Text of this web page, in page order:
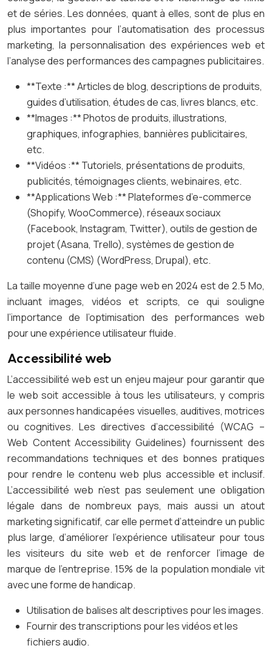
et de séries. Les données, quant à elles, sont de plus en
plus importantes pour l’automatisation des processus
marketing, la personnalisation des expériences web et
l’analyse des performances des campagnes publicitaires.
**Texte :** Articles de blog, descriptions de produits,
guides d’utilisation, études de cas, livres blancs, etc.
**Images :** Photos de produits, illustrations,
graphiques, infographies, bannières publicitaires,
etc.
**Vidéos :** Tutoriels, présentations de produits,
publicités, témoignages clients, webinaires, etc.
**Applications Web :** Plateformes d’e-commerce
(Shopify, WooCommerce), réseaux sociaux
(Facebook, Instagram, Twitter), outils de gestion de
projet (Asana, Trello), systèmes de gestion de
contenu (CMS) (WordPress, Drupal), etc.
La taille moyenne d’une page web en 2024 est de 2.5 Mo,
incluant images, vidéos et scripts, ce qui souligne
l’importance de l’optimisation des performances web
pour une expérience utilisateur fluide.
Accessibilité web
L’accessibilité web est un enjeu majeur pour garantir que
le web soit accessible à tous les utilisateurs, y compris
aux personnes handicapées visuelles, auditives, motrices
ou cognitives. Les directives d’accessibilité (WCAG –
Web Content Accessibility Guidelines) fournissent des
recommandations techniques et des bonnes pratiques
pour rendre le contenu web plus accessible et inclusif.
L’accessibilité web n’est pas seulement une obligation
légale dans de nombreux pays, mais aussi un atout
marketing significatif, car elle permet d’atteindre un public
plus large, d’améliorer l’expérience utilisateur pour tous
les visiteurs du site web et de renforcer l’image de
marque de l’entreprise. 15% de la population mondiale vit
avec une forme de handicap.
Utilisation de balises alt descriptives pour les images.
Fournir des transcriptions pour les vidéos et les
fichiers audio.